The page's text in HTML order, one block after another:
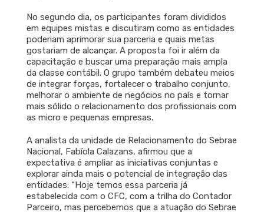
No segundo dia, os participantes foram divididos
em equipes mistas e discutiram como as entidades
poderiam aprimorar sua parceria e quais metas
gostariam de alcançar. A proposta foi ir além da
capacitação e buscar uma preparação mais ampla
da classe contábil. O grupo também debateu meios
de integrar forças, fortalecer o trabalho conjunto,
melhorar o ambiente de negócios no país e tornar
mais sólido o relacionamento dos profissionais com
as micro e pequenas empresas.
A analista da unidade de Relacionamento do Sebrae
Nacional, Fabíola Calazans, afirmou que a
expectativa é ampliar as iniciativas conjuntas e
explorar ainda mais o potencial de integração das
entidades: “Hoje temos essa parceria já
estabelecida com o CFC, com a trilha do Contador
Parceiro, mas percebemos que a atuação do Sebrae